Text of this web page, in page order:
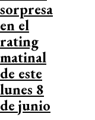
sorpresa
en el
rating
matinal
de este
lunes 8
de junio